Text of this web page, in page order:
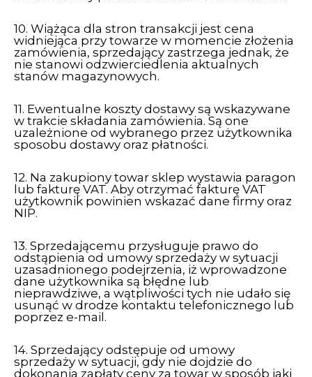
10. Wiążąca dla stron transakcji jest cena
widniejąca przy towarze w momencie złożenia
zamówienia, sprzedający zastrzega jednak, że
nie stanowi odzwierciedlenia aktualnych
stanów magazynowych.
11. Ewentualne koszty dostawy są wskazywane
w trakcie składania zamówienia. Są one
uzależnione od wybranego przez użytkownika
sposobu dostawy oraz płatności.
12. Na zakupiony towar sklep wystawia paragon
lub fakturę VAT. Aby otrzymać fakturę VAT
użytkownik powinien wskazać dane firmy oraz
NIP.
13. Sprzedającemu przysługuje prawo do
odstąpienia od umowy sprzedaży w sytuacji
uzasadnionego podejrzenia, iż wprowadzone
dane użytkownika są błędne lub
nieprawdziwe, a wątpliwości tych nie udało się
usunąć w drodze kontaktu telefonicznego lub
poprzez e-mail.
14. Sprzedający odstępuje od umowy
sprzedaży w sytuacji, gdy nie dojdzie do
dokonania zapłaty ceny za towar w sposób jaki